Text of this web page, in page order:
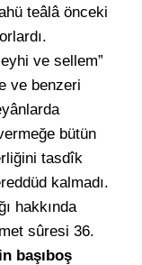
teâlâ önceki
ve sellem”
ve benzeri
bütün
tasdîk
kalmadı.
hakkında
sûresi 36.
başıboş